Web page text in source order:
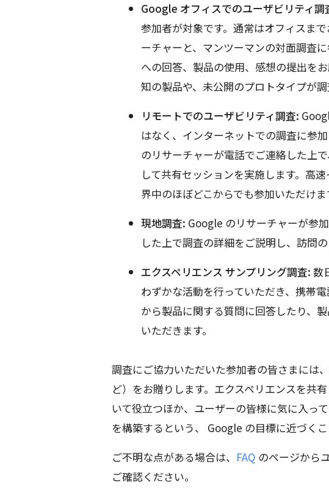
Google オフィスでのユーザビリティ調
参加者が対象です。通常はオフィスま
ーチャーと、マンツーマンの対面調査
への回答、製品の使用、感想の提出を
知の製品や、未公開のプロトタイプが調
リモートでのユーザビリティ調査:
はなく、インターネットでの調査に参
のリサーチャーが電話でご連絡した上
して共有セッションを実施します。高
界中のほぼどこからでも参加いただけま
現地調査: Google のリサーチャーが参
した上で調査の詳細をご説明し、訪問の
エクスペリエンス サンプリング調査: 数
わずかな活動を行っていただき、携帯
から製品に関する質問に回答したり、
いただきます。
調査にご協力いただいた参加者の皆さまには
ど）をお贈りします。エクスペリエンスを共
いて役立つほか、ユーザーの皆様に気に入っ
を構築するという、 Google の目標に近づくこ
ご不明な点がある場合は、 FAQ のページから
ご確認ください。